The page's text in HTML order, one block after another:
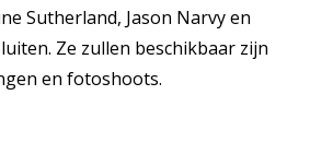
Sutherland, Jason Narvy en
Ze zullen beschikbaar zijn
en fotoshoots.